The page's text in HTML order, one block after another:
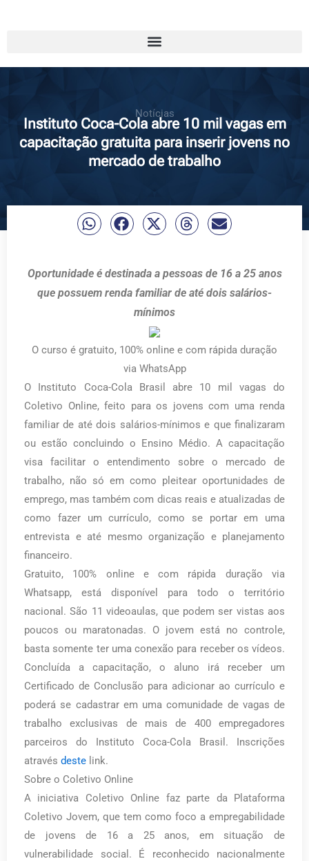
Notícias
Instituto Coca-Cola abre 10 mil vagas em
capacitação gratuita para inserir jovens no
mercado de trabalho
Oportunidade é destinada a pessoas de 16 a 25 anos
que possuem renda familiar de até dois salários-
mínimos
O curso é gratuito, 100% online e com rápida duração
via WhatsApp
O Instituto Coca-Cola Brasil abre 10 mil vagas do
Coletivo Online, feito para os jovens com uma renda
familiar de até dois salários-mínimos e que finalizaram
ou estão concluindo o Ensino Médio. A capacitação
visa facilitar o entendimento sobre o mercado de
trabalho, não só em como pleitear oportunidades de
emprego, mas também com dicas reais e atualizadas de
como fazer um currículo, como se portar em uma
entrevista e até mesmo organização e planejamento
financeiro.
Gratuito, 100% online e com rápida duração via
Whatsapp, está disponível para todo o território
nacional. São 11 videoaulas, que podem ser vistas aos
poucos ou maratonadas. O jovem está no controle,
basta somente ter uma conexão para receber os vídeos.
Concluída a capacitação, o aluno irá receber um
Certificado de Conclusão para adicionar ao currículo e
poderá se cadastrar em uma comunidade de vagas de
trabalho exclusivas de mais de 400 empregadores
parceiros do Instituto Coca-Cola Brasil. Inscrições
através deste link.
Sobre o Coletivo Online
A iniciativa Coletivo Online faz parte da Plataforma
Coletivo Jovem, que tem como foco a empregabilidade
de jovens de 16 a 25 anos, em situação de
vulnerabilidade social. É reconhecido nacionalmente